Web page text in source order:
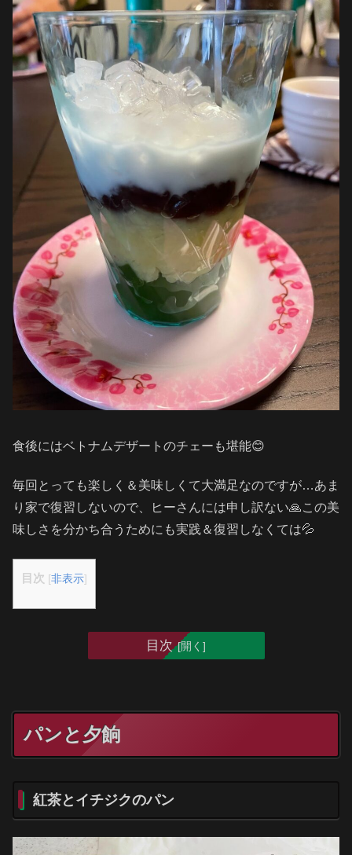
食後にはベトナムデザートのチェーも堪能😊
毎回とっても楽しく＆美味しくて大満足なのですが…あま
り家で復習しないので、ヒーさんには申し訳ない🙏この美
味しさを分かち合うためにも実践＆復習しなくては💦
目次 [非表示]
目次
パンと夕餉
紅茶とイチジクのパン